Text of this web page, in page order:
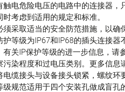
触电危险电压的电路中的连接器
时考虑到适用的规定和标准。
须采取适当的安全防范措施，以确
护等级为IP67和IP68的插头连接
有关IP保护等级的进一步信息，请
污染程度和过电压类别。更多信息
电缆接头与设备接头锁紧，螺纹环
级规范适用于四个安装孔做成盲孔